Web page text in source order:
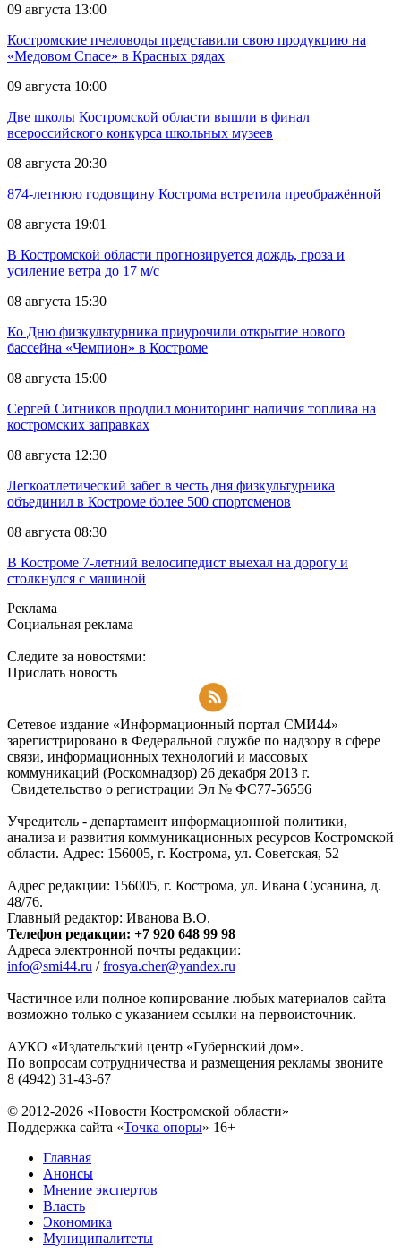
09 августа 13:00
Костромские пчеловоды представили свою продукцию на
«Медовом Спасе» в Красных рядах
09 августа 10:00
Две школы Костромской области вышли в финал
всероссийского конкурса школьных музеев
08 августа 20:30
874-летнюю годовщину Кострома встретила преображённой
08 августа 19:01
В Костромской области прогнозируется дождь, гроза и
усиление ветра до 17 м/с
08 августа 15:30
Ко Дню физкультурника приурочили открытие нового
бассейна «Чемпион» в Костроме
08 августа 15:00
Сергей Ситников продлил мониторинг наличия топлива на
костромских заправках
08 августа 12:30
Легкоатлетический забег в честь дня физкультурника
объединил в Костроме более 500 спортсменов
08 августа 08:30
В Костроме 7-летний велосипедист выехал на дорогу и
столкнулся с машиной
Реклама
Социальная реклама
Следите за новостями:
Прислать новость
Сетевое издание «Информационный портал СМИ44»
зарегистрировано в Федеральной службе по надзору в сфере
связи, информационных технологий и массовых
коммуникаций (Роскомнадзор) 26 декабря 2013 г.
Свидетельство о регистрации Эл № ФC77-56556
Учредитель - департамент информационной политики,
анализа и развития коммуникационных ресурсов Костромской
области. Адрес: 156005, г. Кострома, ул. Советская, 52
Адрес редакции: 156005, г. Кострома, ул. Ивана Сусанина, д.
48/76.
Главный редактор: Иванова В.О.
Телефон редакции: +7 920 648 99 98
Адреса электронной почты редакции:
info@smi44.ru /frosya.cher@yandex.ru
Частичное или полное копирование любых материалов сайта
возможно только с указанием ссылки на первоисточник.
АУКО «Издательский центр «Губернский дом».
По вопросам сотрудничества и размещения рекламы звоните
8 (4942) 31-43-67
© 2012-2026 «Новости Костромской области»
Поддержка сайта «Точка опоры» 16+
Главная
Анонсы
Мнение экспертов
Власть
Экономика
Муниципалитеты